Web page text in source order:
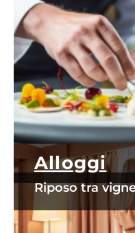
Alloggi
Riposo tra